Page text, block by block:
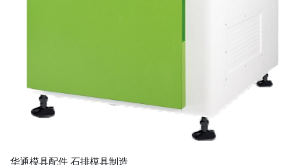
华通模具配件 石排模具制造